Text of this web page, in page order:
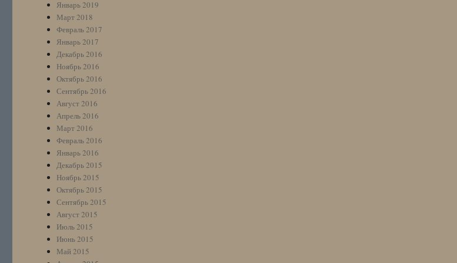
Январь 2019
Март 2018
Февраль 2017
Январь 2017
Декабрь 2016
Ноябрь 2016
Октябрь 2016
Сентябрь 2016
Август 2016
Апрель 2016
Март 2016
Февраль 2016
Январь 2016
Декабрь 2015
Ноябрь 2015
Октябрь 2015
Сентябрь 2015
Август 2015
Июль 2015
Июнь 2015
Май 2015